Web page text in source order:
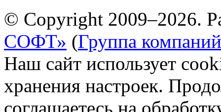
© Copyright 2009–2026.
СОФТ» (Группа
Наш сайт использует
хранения настроек.
соглашаетесь на